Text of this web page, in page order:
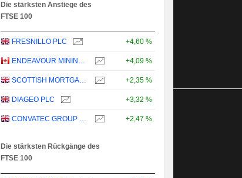
Die stärksten Anstiege des
FTSE 100
FRESNILLO PLC +4,60 %
ENDEAVOUR MINING PLC +4,09 %
SCOTTISH MORTGAGE INVESTMENT TRUST PLC +2,35 %
DIAGEO PLC +3,32 %
CONVATEC GROUP PLC +2,47 %
Die stärksten Rückgänge des
FTSE 100